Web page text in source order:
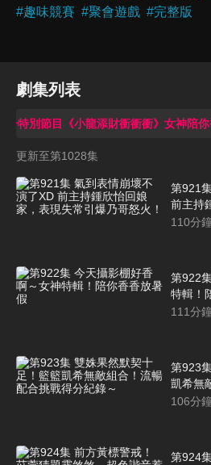
#趣味競賽 #聚會遊戲 #完整版
劇集列表
一特別節目《小龍添財衝衝衝》女神陪
更新至第1028集
第921
前主持
爆乃哥
110分鐘
第922
特輯！
111分鐘
第923
凱希無
紀錄～
106分鐘
第924